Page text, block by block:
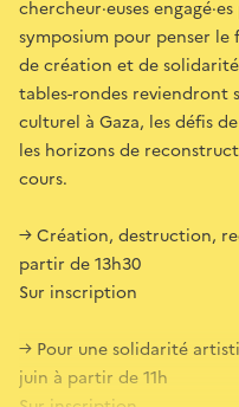
chercheur·euses
symposium pour penser le
de création et de
tables-rondes reviendront
culturel à Gaza, les défis
les horizons de
cours.
→ Création, destruction,
partir de 13h30
Sur inscription
→ Pour une solidarité
juin à partir de 11h